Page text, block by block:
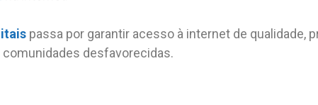
passa por garantir acesso à internet de qualidade,
desfavorecidas.